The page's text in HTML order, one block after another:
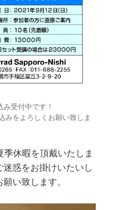
受付中です！
みをよろしくお願い致しま
季休暇を頂戴いたしま
惑をお掛けいたいし
い致します。